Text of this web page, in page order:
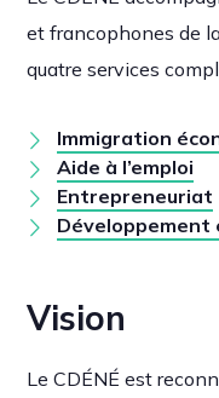
et francophones de
quatre services
Immigration
Aide à l’emploi
Entrepreneuriat
Développement
Vision
Le CDÉNÉ est